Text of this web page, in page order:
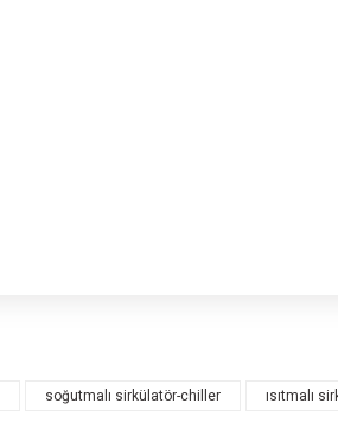
soğutmalı sirkülatör-chiller
ısıtmalı